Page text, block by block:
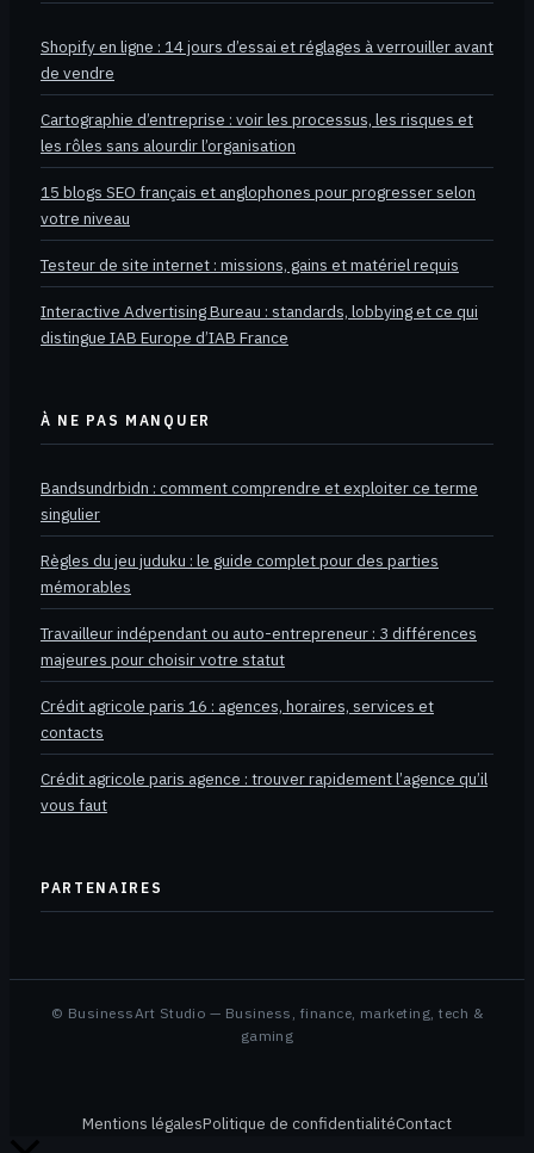
Shopify en ligne : 14 jours d’essai et réglages à verrouiller avant
de vendre
Cartographie d’entreprise : voir les processus, les risques et
les rôles sans alourdir l’organisation
15 blogs SEO français et anglophones pour progresser selon
votre niveau
Testeur de site internet : missions, gains et matériel requis
Interactive Advertising Bureau : standards, lobbying et ce qui
distingue IAB Europe d’IAB France
À NE PAS MANQUER
Bandsundrbidn : comment comprendre et exploiter ce terme
singulier
Règles du jeu juduku : le guide complet pour des parties
mémorables
Travailleur indépendant ou auto-entrepreneur : 3 différences
majeures pour choisir votre statut
Crédit agricole paris 16 : agences, horaires, services et
contacts
Crédit agricole paris agence : trouver rapidement l’agence qu’il
vous faut
PARTENAIRES
© BusinessArt Studio — Business, finance, marketing, tech &
gaming
Mentions légalesPolitique de confidentialitéContact